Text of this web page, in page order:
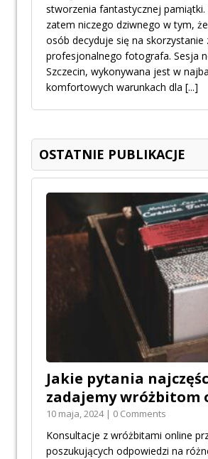
stworzenia fantastycznej pamiątki.
zatem niczego dziwnego w tym,
osób decyduje się na skorzystanie
profesjonalnego fotografa. Sesja
Szczecin, wykonywana jest w
komfortowych warunkach dla [...]
OSTATNIE PUBLIKACJE
Jakie pytania
zadajemy wróżbitom
10 maja, 2024 | 0 Comments
Konsultacje z wróżbitami online
poszukujących odpowiedzi na